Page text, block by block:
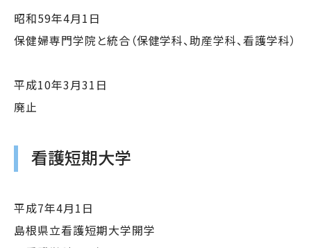
昭和59年4月1日
保健婦専門学院と統合（保健学科、助産学科、看護学科）
平成10年3月31日
廃止
看護短期大学
平成7年4月1日
島根県立看護短期大学開学